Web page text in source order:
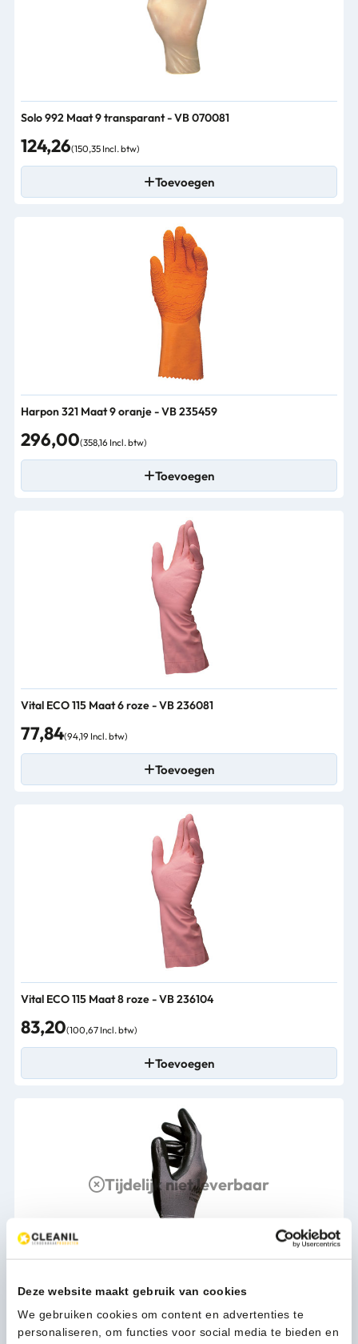
Deze website maakt gebruik van cookies
We gebruiken cookies om content en advertenties te
personaliseren, om functies voor social media te bieden en
Solo 992 Maat 9 transparant - VB 070081
124,26(150,35 Incl. btw)
Toevoegen
Harpon 321 Maat 9 oranje - VB 235459
296,00(358,16 Incl. btw)
Toevoegen
Vital ECO 115 Maat 6 roze - VB 236081
77,84(94,19 Incl. btw)
Toevoegen
Vital ECO 115 Maat 8 roze - VB 236104
83,20(100,67 Incl. btw)
Toevoegen
Tijdelijk niet leverbaar
Ultrane 553 Maat 9 zwart - VB 278166
227,99